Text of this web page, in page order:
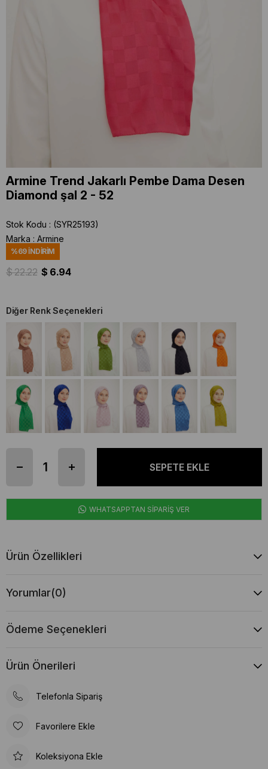
Armine Trend Jakarlı Pembe Dama Desen
Diamond şal 2 - 52
Stok Kodu
(SYR25193)
Marka : Armine
%69İNDIRIM
$ 22.22 $ 6.94
Diğer Renk Seçenekleri
WHATSAPPTAN SİPARİŞ VER
Ürün Özellikleri
Yorumlar(0)
Ödeme Seçenekleri
Ürün Önerileri
Telefonla Sipariş
Favorilere Ekle
Koleksiyona Ekle